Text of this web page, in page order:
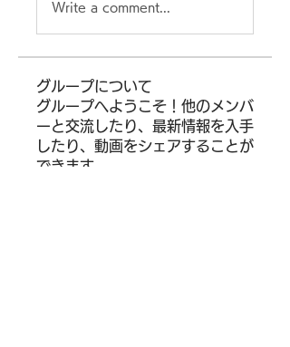
Write a comment...
グループについて
グループへようこそ！他のメンバ
ーと交流したり、最新情報を入手
したり、動画をシェアすることが
できます。